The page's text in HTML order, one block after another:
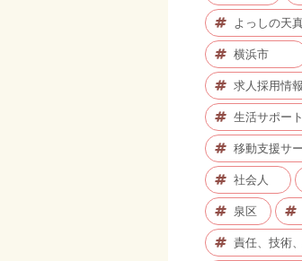
よっしの天
横浜市
求人採用情報
生活サポー
移動支援サ
社会人
泉区
責任、技術